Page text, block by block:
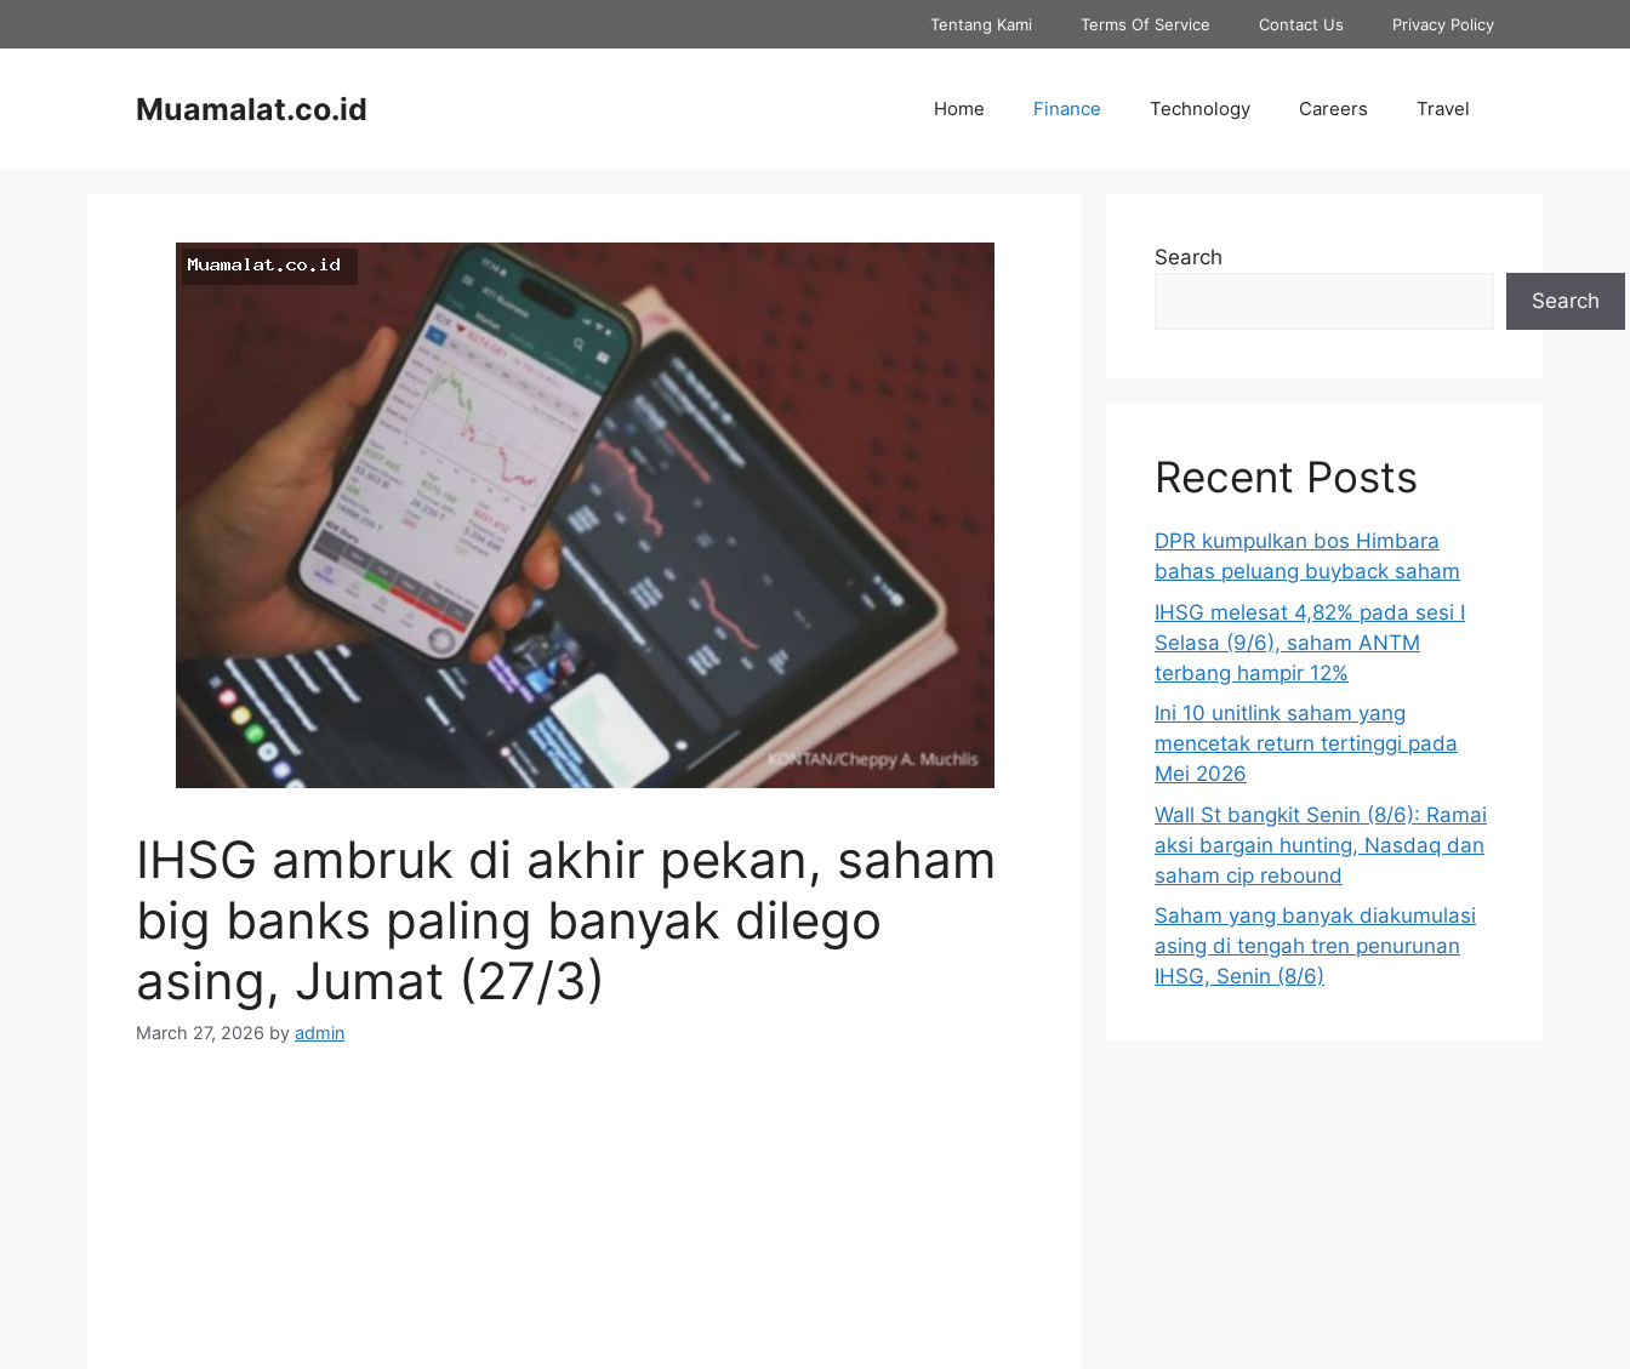
to
Tentang Kami Terms Of Service Contact Us Privacy Policy
Muamalat.co.id Home Finance Technology Careers Travel
IHSG ambruk di akhir pekan, saham
big banks paling banyak dilego
asing, Jumat (27/3)
March 27, 2026 by admin
Search
Search
Recent Posts
DPR kumpulkan bos Himbara
bahas peluang buyback saham
IHSG melesat 4,82% pada sesi I
Selasa (9/6), saham ANTM
terbang hampir 12%
Ini 10 unitlink saham yang
mencetak return tertinggi pada
Mei 2026
Wall St bangkit Senin (8/6): Ramai
aksi bargain hunting, Nasdaq dan
saham cip rebound
Saham yang banyak diakumulasi
asing di tengah tren penurunan
IHSG, Senin (8/6)